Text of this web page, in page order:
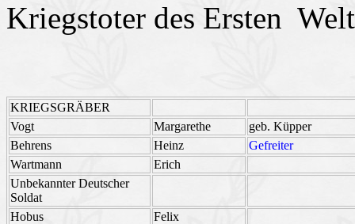
Kriegstoter des Ersten
KRIEGSGRÄBER
Vogt
Margarethe
geb. Küpper
Behrens
Heinz
Gefreiter
Wartmann
Erich
Unbekannter Deutscher
Soldat
Hobus
Felix